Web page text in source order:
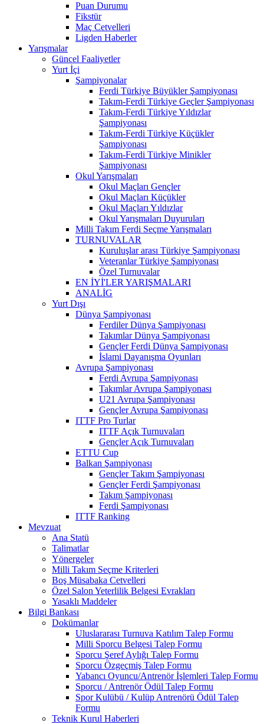
Puan Durumu
Fikstür
Maç Cetvelleri
Ligden Haberler
Yarışmalar
Güncel Faaliyetler
Yurt İçi
Şampiyonalar
Ferdi Türkiye Büyükler Şampiyonası
Takım-Ferdi Türkiye Geçler Şampiyonası
Takım-Ferdi Türkiye Yıldızlar
Şampiyonası
Takım-Ferdi Türkiye Küçükler
Şampiyonası
Takım-Ferdi Türkiye Minikler
Şampiyonası
Okul Yarışmaları
Okul Maçları Gençler
Okul Maçları Küçükler
Okul Maçları Yıldızlar
Okul Yarışmaları Duyuruları
Milli Takım Ferdi Seçme Yarışmaları
TURNUVALAR
Kuruluşlar arası Türkiye Şampiyonası
Veteranlar Türkiye Şampiyonası
Özel Turnuvalar
EN İYİ'LER YARIŞMALARI
ANALİG
Yurt Dışı
Dünya Şampiyonası
Ferdiler Dünya Şampiyonası
Takımlar Dünya Şampiyonası
Gençler Ferdi Dünya Şampiyonası
İslami Dayanışma Oyunları
Avrupa Şampiyonası
Ferdi Avrupa Şampiyonası
Takımlar Avrupa Şampiyonası
U21 Avrupa Şampiyonası
Gençler Avrupa Şampiyonası
ITTF Pro Turlar
ITTF Açık Turnuvaları
Gençler Açık Turnuvaları
ETTU Cup
Balkan Şampiyonası
Gençler Takım Şampiyonası
Gençler Ferdi Şampiyonası
Takım Şampiyonası
Ferdi Şampiyonası
ITTF Ranking
Mevzuat
Ana Statü
Talimatlar
Yönergeler
Milli Takım Seçme Kriterleri
Boş Müsabaka Cetvelleri
Özel Salon Yeterlilik Belgesi Evrakları
Yasaklı Maddeler
Bilgi Bankası
Dokümanlar
Uluslararası Turnuva Katılım Talep Formu
Milli Sporcu Belgesi Talep Formu
Sporcu Şeref Aylığı Talep Formu
Sporcu Özgeçmiş Talep Formu
Yabancı Oyuncu/Antrenör İşlemleri Talep Formu
Sporcu / Antrenör Ödül Talep Formu
Spor Kulübü / Kulüp Antrenörü Ödül Talep
Formu
Teknik Kurul Haberleri